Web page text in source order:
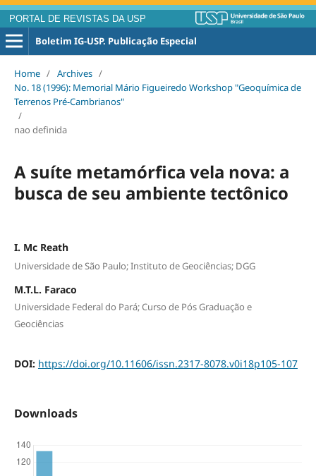
PORTAL DE REVISTAS DA USP
Boletim IG-USP. Publicação Especial
Home / Archives /
No. 18 (1996): Memorial Mário Figueiredo Workshop "Geoquímica de
Terrenos Pré-Cambrianos"
/
nao definida
A suíte metamórfica vela nova: a
busca de seu ambiente tectônico
I. Mc Reath
Universidade de São Paulo; Instituto de Geociências; DGG
M.T.L. Faraco
Universidade Federal do Pará; Curso de Pós Graduação e
Geociências
DOI: https://doi.org/10.11606/issn.2317-8078.v0i18p105-107
Downloads